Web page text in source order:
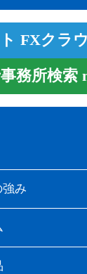
FXクラ
務所検索
み